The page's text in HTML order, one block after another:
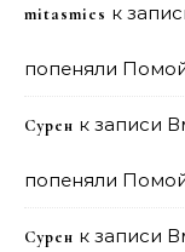
mitasmies к
попеняли
Сурен к записи
попеняли
Сурен к записи